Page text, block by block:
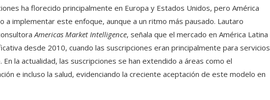
ha florecido principalmente en Europa y Estados Unidos, pero América
a implementar este enfoque, aunque a un ritmo más pausado. Lautaro
Americas Market Intelligence, señala que el mercado en América Latina
desde 2010, cuando las suscripciones eran principalmente para servicios
la actualidad, las suscripciones se han extendido a áreas como el
e incluso la salud, evidenciando la creciente aceptación de este modelo en